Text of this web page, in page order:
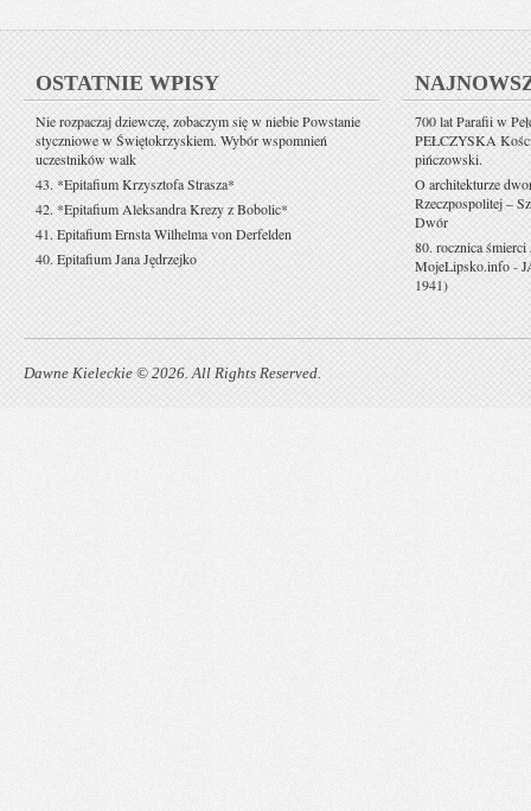
OSTATNIE WPISY
Nie rozpaczaj dziewczę, zobaczym się w niebie Powstanie
styczniowe w Świętokrzyskiem. Wybór wspomnień
uczestników walk
43. *Epitafium Krzysztofa Strasza*
42. *Epitafium Aleksandra Krezy z Bobolic*
41. Epitafium Ernsta Wilhelma von Derfelden
40. Epitafium Jana Jędrzejko
700 lat Parafii w
PEŁCZYSKA
pińczowski.
O architekturze
Rzeczpospolitej –
Dwór
80. rocznica
MojeLipsko.info-
1941)
Dawne Kieleckie © 2026. All Rights Reserved.